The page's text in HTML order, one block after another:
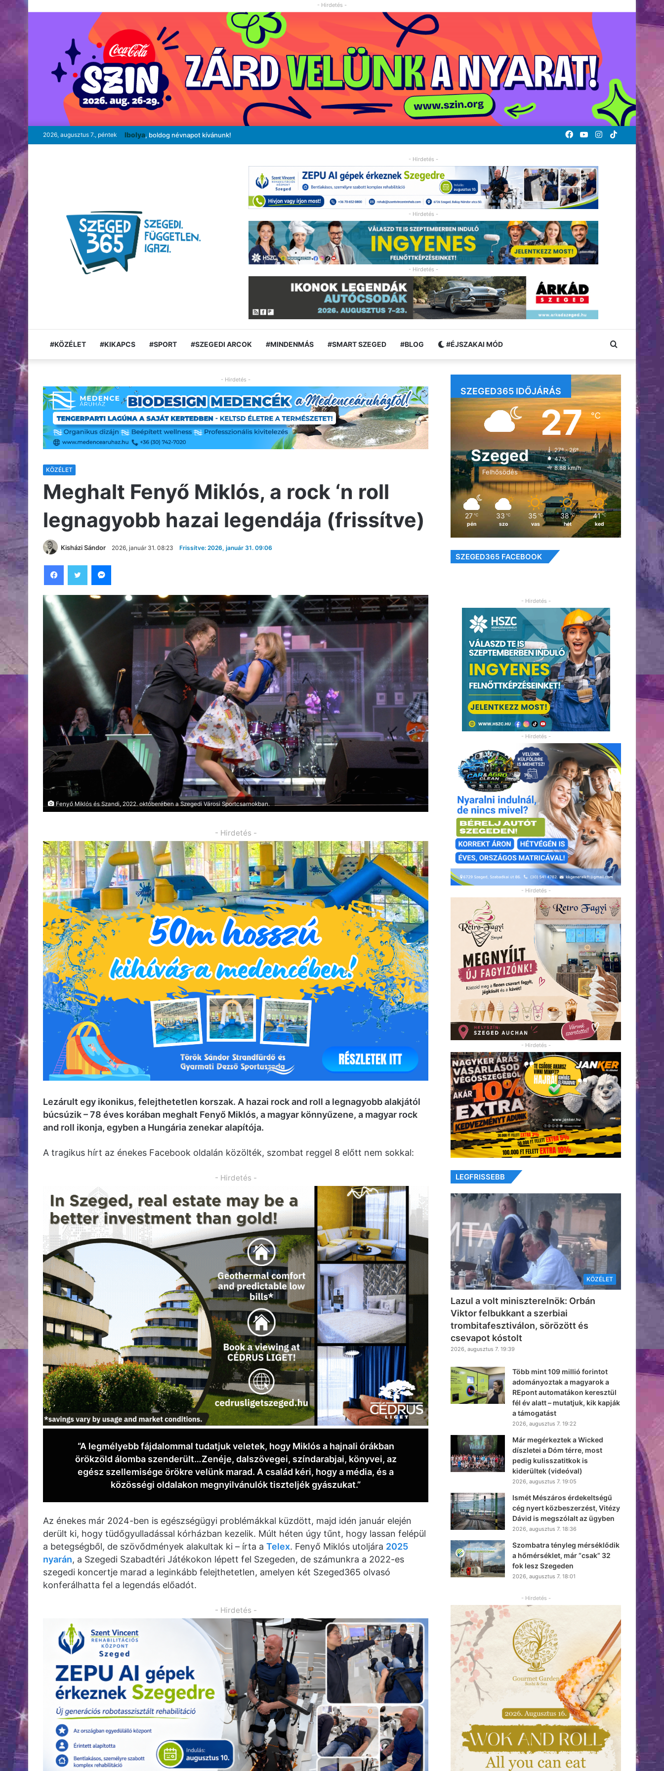
- Hirdetés -
2026, augusztus 7., péntek Ibolya, boldog névnapot kívánunk! TikTok
Instagram
YouTube
Facebook
- Hirdetés -
- Hirdetés -
- Hirdetés -
#KÖZÉLET #KIKAPCS #SPORT #SZEGEDI ARCOK #MINDENMÁS #SMART SZEGED #BLOG #ÉJSZAKAI MÓD Keresés:
- Hirdetés -
KÖZÉLET
Meghalt Fenyő Miklós, a rock ‘n roll
legnagyobb hazai legendája (frissítve)
Kisházi Sándor 2026, január 31. 08:23 Frissítve: 2026, január 31. 09:06
Fenyő Miklós és Szandi, 2022. októberében a Szegedi Városi Sportcsarnokban.
- Hirdetés -
Lezárult egy ikonikus, felejthetetlen korszak. A hazai rock and roll a legnagyobb alakjától
búcsúzik – 78 éves korában meghalt Fenyő Miklós, a magyar könnyűzene, a magyar rock
and roll ikonja, egyben a Hungária zenekar alapítója.
A tragikus hírt az énekes Facebook oldalán közölték, szombat reggel 8 előtt nem sokkal:
- Hirdetés -
“A legmélyebb fájdalommal tudatjuk veletek, hogy Miklós a hajnali órákban
örökzöld álomba szenderült…Zenéje, dalszövegei, színdarabjai, könyvei, az
egész szellemisége örökre velünk marad. A család kéri, hogy a média, és a
közösségi oldalakon megnyilvánulók tiszteljék gyászukat.”
Az énekes már 2024-ben is egészségügyi problémákkal küzdött, majd idén január elején
derült ki, hogy tüdőgyulladással kórházban kezelik. Múlt héten úgy tűnt, hogy lassan felépül
a betegségből, de szövődmények alakultak ki – írta a Telex. Fenyő Miklós utoljára 2025
nyarán, a Szegedi Szabadtéri Játékokon lépett fel Szegeden, de számunkra a 2022-es
szegedi koncertje marad a leginkább felejthetetlen, amelyen két Szeged365 olvasó
konferálhatta fel a legendás előadót.
- Hirdetés -
SZEGED365 IDŐJÁRÁS
Szeged
Felhősödés
27℃
27º - 26º
47%
8.88 km/h
27 ℃
pén
33 ℃
szo
35 ℃
vas
38 ℃
hét
41 ℃
ked
SZEGED365 FACEBOOK
- Hirdetés -
- Hirdetés -
- Hirdetés -
- Hirdetés -
LEGFRISSEBB
KÖZÉLET
Lazul a volt miniszterelnök: Orbán
Viktor felbukkant a szerbiai
trombitafesztiválon, sörözött és
csevapot kóstolt
2026, augusztus 7. 19:39
Több mint 109 millió forintot
adományoztak a magyarok a
REpont automatákon keresztül
fél év alatt – mutatjuk, kik kapják
a támogatást
2026, augusztus 7. 19:22
Már megérkeztek a Wicked
díszletei a Dóm térre, most
pedig kulisszatitkok is
kiderültek (videóval)
2026, augusztus 7. 19:05
Ismét Mészáros érdekeltségű
cég nyert közbeszerzést, Vitézy
Dávid is megszólalt az ügyben
2026, augusztus 7. 18:36
Szombatra tényleg mérséklődik
a hőmérséklet, már “csak” 32
fok lesz Szegeden
2026, augusztus 7. 18:01
- Hirdetés -